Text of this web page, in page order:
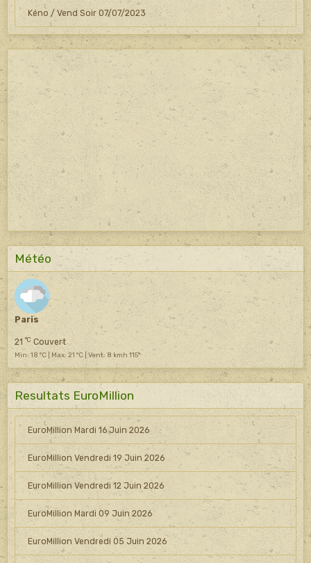
Kéno / Vend Soir 07/07/2023
Météo
Paris
21 °C Couvert
Min: 18 °C | Max: 21 °C | Vent: 8 kmh 115°
Resultats EuroMillion
EuroMillion Mardi 16 Juin 2026
EuroMillion Vendredi 19 Juin 2026
EuroMillion Vendredi 12 Juin 2026
EuroMillion Mardi 09 Juin 2026
EuroMillion Vendredi 05 Juin 2026